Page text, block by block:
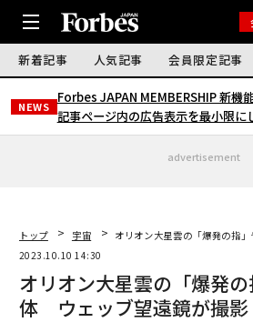
新着記事 人気記事 会員限定記事
NEWS
Forbes JAPAN MEMBERSHIP 新機能
記事ページ内の広告表示を最小限に
advertisement
トップ 宇宙
オリオン大星雲の「爆発の指
2023.10.10 14:30
オリオン大星雲の「爆発
体 ウェッブ望遠鏡が撮影